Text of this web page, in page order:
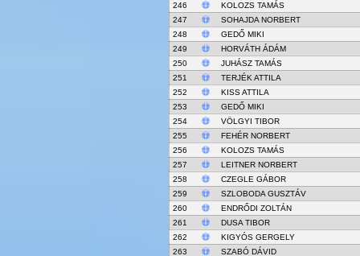
246
KOLOZS TAMÁS
247
SOHAJDA NORBERT
248
GEDŐ MIKI
249
HORVÁTH ÁDÁM
250
JUHÁSZ TAMÁS
251
TERJÉK ATTILA
252
KISS ATTILA
253
GEDŐ MIKI
254
VÖLGYI TIBOR
255
FEHÉR NORBERT
256
KOLOZS TAMÁS
257
LEITNER NORBERT
258
CZEGLE GÁBOR
259
SZLOBODA GUSZTÁV
260
ENDRŐDI ZOLTÁN
261
DUSA TIBOR
262
KIGYÓS GERGELY
263
SZABÓ DÁVID